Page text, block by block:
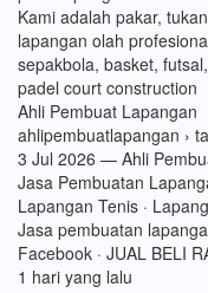
Kami adalah pakar,
lapangan olah
sepakbola, basket, futsal,
padel court construction
Ahli Pembuat Lapangan
ahlipembuatlapangan ›
3 Jul 2026 — Ahli
Jasa Pembuatan
Lapangan Tenis ·
Jasa pembuatan
Facebook · JUAL BELI
1 hari yang lalu